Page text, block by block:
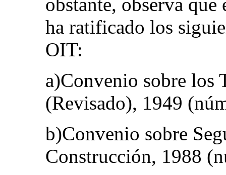
ha ratificado los
OIT:
a)Convenio sobre los
(Revisado), 1949
b)Convenio sobre
Construcción, 1988